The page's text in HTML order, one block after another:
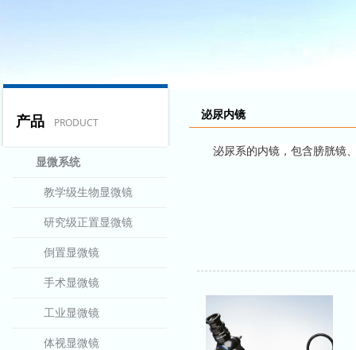
产品 PRODUCT
显微系统
教学级生物显微镜
研究级正置显微镜
倒置显微镜
手术显微镜
工业显微镜
体视显微镜
泌尿内镜
泌尿系的内镜，包含膀胱镜